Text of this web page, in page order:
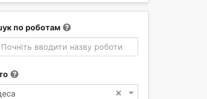
по роботам
Почніть вводити назву роботи
×